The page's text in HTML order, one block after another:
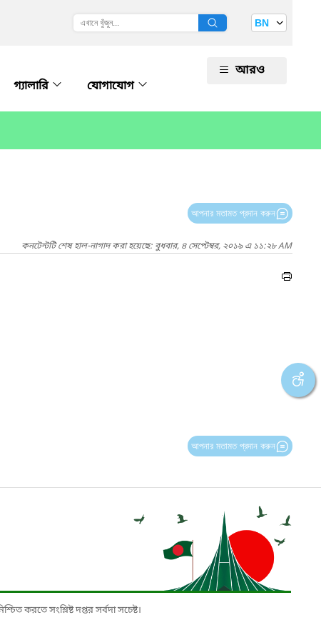
BN
গ্যালারি যোগাযোগ
আরও
আপনার মতামত প্রদান করুন
কনটেন্টটি শেষ হাল-নাগাদ করা হয়েছে: বুধবার, ৪ সেপ্টেম্বর, ২০১৯ এ ১১:২৮ AM
আপনার মতামত প্রদান করুন
করতে সংশ্লিষ্ট দপ্তর সর্বদা সচেষ্ট।